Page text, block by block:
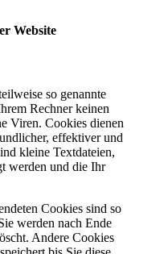
Website
so genannte
Rechner keinen
Viren. Cookies dienen
effektiver und
kleine Textdateien,
werden und die Ihr
Cookies sind so
werden nach Ende
Andere Cookies